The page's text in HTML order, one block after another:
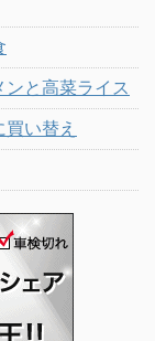
と高菜ライス
い替え